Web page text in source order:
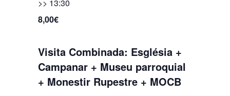
>> 13:30
8,00€
Visita Combinada: Església +
Campanar + Museu parroquial
+ Monestir Rupestre + MOCB